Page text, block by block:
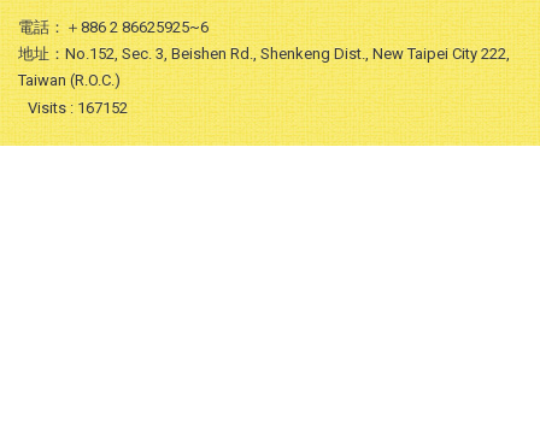
電話：＋886 2 86625925~6
地址：No.152, Sec. 3, Beishen Rd., Shenkeng Dist., New Taipei City 222,
Taiwan (R.O.C.)
Visits : 167152